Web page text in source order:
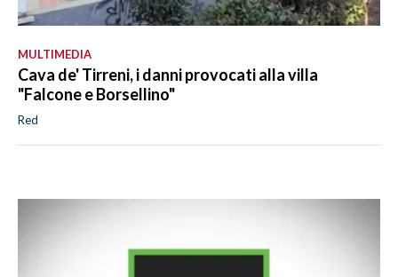
MULTIMEDIA
Cava de' Tirreni, i danni provocati alla villa
"Falcone e Borsellino"
Red